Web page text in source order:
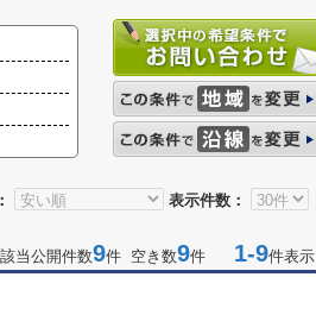
表示件数：
該当公開件数9件 空き数9件 1-9件表示